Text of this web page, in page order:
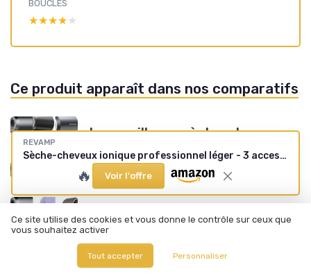
BOUCLES
★★★★★
★★★★★
Ce produit apparaît dans nos comparatifs
Les meilleurs sèche-cheveux
professionnel : notre top 15
(2026)
Les 21 meilleurs sèche-
REVAMP
Sèche-cheveux ionique professionnel léger - 3 accessoires magnétiques
🔥 Voir l'offre
Ce site utilise des cookies et vous donne le contrôle sur ceux que
vous souhaitez activer
Tout accepter Personnaliser